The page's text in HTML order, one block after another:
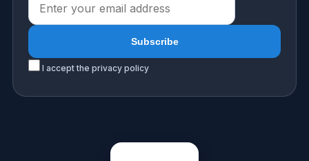
I accept the privacy policy